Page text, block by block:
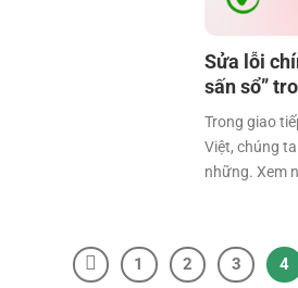
Sửa lỗi
sấn sổ”
Trong giao
Việt, chúng
những. Xem
1 2 3 4